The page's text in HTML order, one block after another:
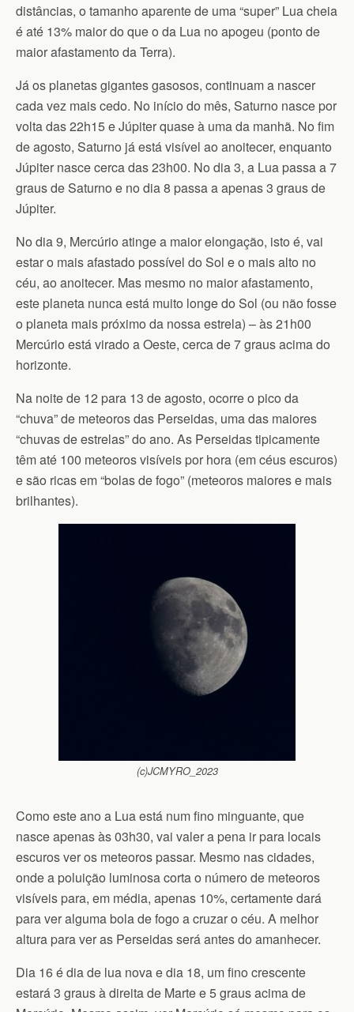
distâncias, o tamanho aparente de uma “super” Lua cheia
é até 13% maior do que o da Lua no apogeu (ponto de
maior afastamento da Terra).
Já os planetas gigantes gasosos, continuam a nascer
cada vez mais cedo. No início do mês, Saturno nasce por
volta das 22h15 e Júpiter quase à uma da manhã. No fim
de agosto, Saturno já está visível ao anoitecer, enquanto
Júpiter nasce cerca das 23h00. No dia 3, a Lua passa a 7
graus de Saturno e no dia 8 passa a apenas 3 graus de
Júpiter.
No dia 9, Mercúrio atinge a maior elongação, isto é, vai
estar o mais afastado possível do Sol e o mais alto no
céu, ao anoitecer. Mas mesmo no maior afastamento,
este planeta nunca está muito longe do Sol (ou não fosse
o planeta mais próximo da nossa estrela) – às 21h00
Mercúrio está virado a Oeste, cerca de 7 graus acima do
horizonte.
Na noite de 12 para 13 de agosto, ocorre o pico da
“chuva” de meteoros das Perseidas, uma das maiores
“chuvas de estrelas” do ano. As Perseidas tipicamente
têm até 100 meteoros visíveis por hora (em céus escuros)
e são ricas em “bolas de fogo” (meteoros maiores e mais
brilhantes).
(c)JCMYRO_2023
Como este ano a Lua está num fino minguante, que
nasce apenas às 03h30, vai valer a pena ir para locais
escuros ver os meteoros passar. Mesmo nas cidades,
onde a poluição luminosa corta o número de meteoros
visíveis para, em média, apenas 10%, certamente dará
para ver alguma bola de fogo a cruzar o céu. A melhor
altura para ver as Perseidas será antes do amanhecer.
Dia 16 é dia de lua nova e dia 18, um fino crescente
estará 3 graus à direita de Marte e 5 graus acima de